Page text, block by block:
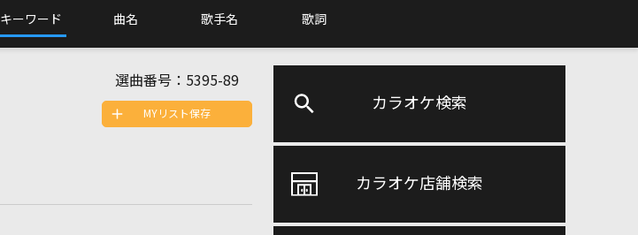
キーワード 曲名 歌手名 歌詞
カラオケ検索
カラオケ店舗検索
選曲番号： 5395-89
MYリスト保存